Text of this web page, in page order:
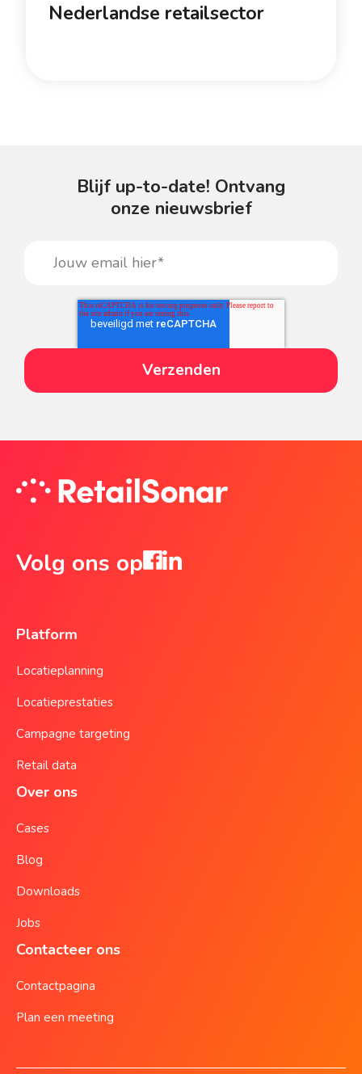
Nederlandse retailsector
Blijf up-to-date! Ontvang
onze nieuwsbrief
Volg ons op
Platform
Locatieplanning
Locatieprestaties
Campagne targeting
Retail data
Over ons
Cases
Blog
Downloads
Jobs
Contacteer ons
Contactpagina
Plan een meeting